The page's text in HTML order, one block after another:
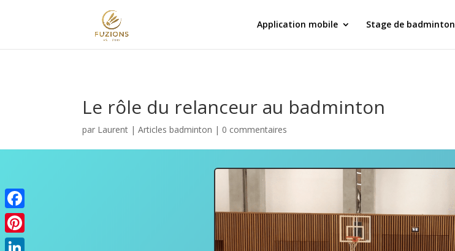
Application mobile Stage de badminton
Le rôle du relanceur au badminton
par Laurent |Articles badminton | 0 commentaires
Facebook
Pinterest